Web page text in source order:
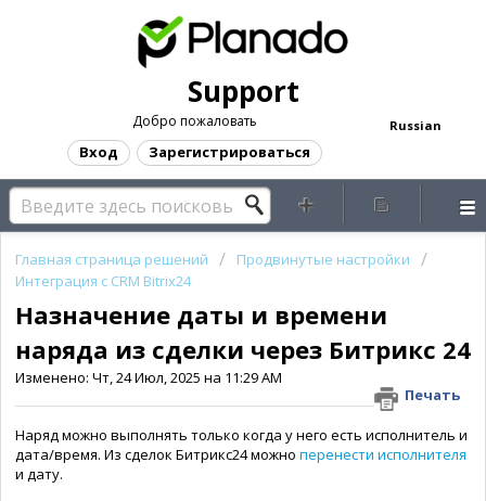
Support
Russian
Добро пожаловать
Вход Зарегистрироваться
Главная страница решений
Продвинутые настройки
Интеграция с CRM Bitrix24
Назначение даты и времени
наряда из сделки через Битрикс 24
Печать
Изменено: Чт, 24 Июл, 2025 на 11:29 AM
Наряд можно выполнять только когда у него есть исполнитель и
дата/время. Из сделок Битрикс24 можно перенести исполнителя
и дату.